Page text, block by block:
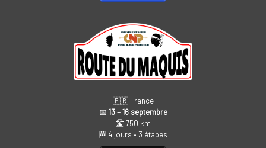
🇫🇷 France
📅 13 – 16 septembre
🛣️ 750 km
🏁 4 jours • 3 étapes